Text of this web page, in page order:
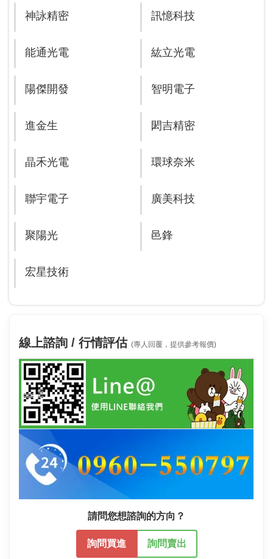
神詠精密 訊憶科技
能通光電 紘立光電
陽傑開發 智明電子
進金生 閎吉精密
晶禾光電 環球奈米
聯宇電子 廣美科技
聚陽光 邑鋒
宏星技術
線上諮詢 / 行情評估 (專人回覆，提供參考報價)
請問您想諮詢的方向？
詢問買進 詢問賣出